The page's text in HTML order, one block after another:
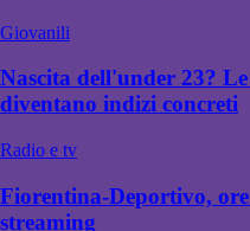
Giovanili
Nascita dell'under 23?
diventano indizi concreti
Radio e tv
Fiorentina-Deportivo,
streaming